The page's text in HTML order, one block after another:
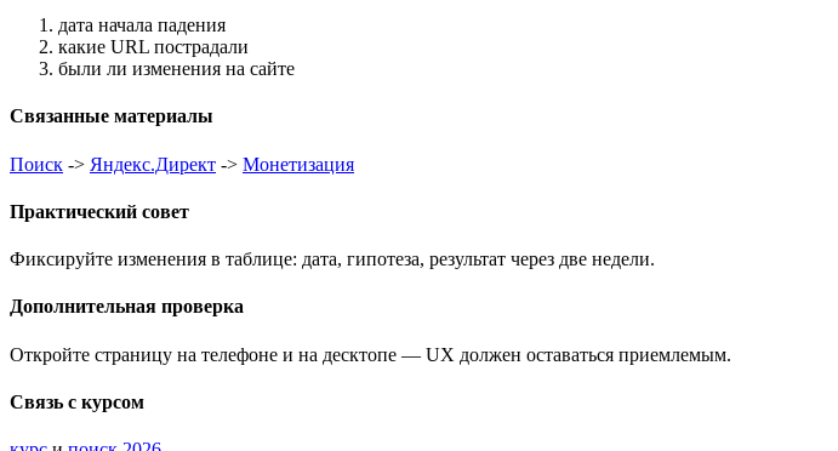
дата начала падения
какие URL пострадали
были ли изменения на сайте
Связанные материалы
Поиск -> Яндекс.Директ -> Монетизация
Практический совет
Фиксируйте изменения в таблице: дата, гипотеза, результат через две недели.
Дополнительная проверка
Откройте страницу на телефоне и на десктопе — UX должен оставаться приемлемым.
Связь с курсом